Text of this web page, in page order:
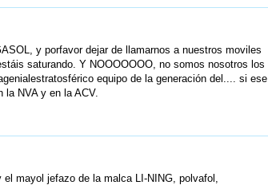
y porfavor dejar de llamarnos a nuestros moviles
saturando. Y NOOOOOOO, no somos nosotros los
equipo de la generación del.... si ese
la NVA y en la ACV.
mayol jefazo de la malca LI-NING, polvafol,